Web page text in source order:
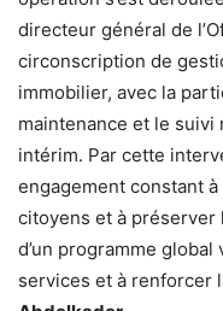
directeur général de
circonscription de
immobilier, avec la
maintenance et le
intérim. Par cette
engagement constant
citoyens et à préserver
d’un programme
services et à renforcer